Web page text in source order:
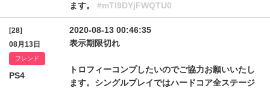
ます。 #mTl9DYjFWQTU0
[28]
08月13日
フレンド
PS4
2020-08-13 00:46:35
表示期限切れ
トロフィーコンプしたいのでご協力お願いいたし
ます。シングルプレイではハードコア全ステージ